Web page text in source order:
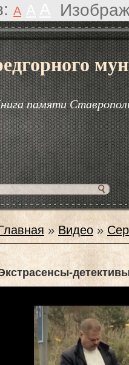
A
памяти
»Видео »